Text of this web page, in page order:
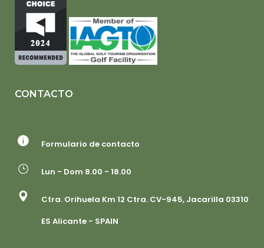
CONTACTO
Formulario de contacto
Lun - Dom 8.00 - 18.00
Ctra. Orihuela Km 12 Ctra. CV-945, Jacarilla 03310
ES Alicante - SPAIN